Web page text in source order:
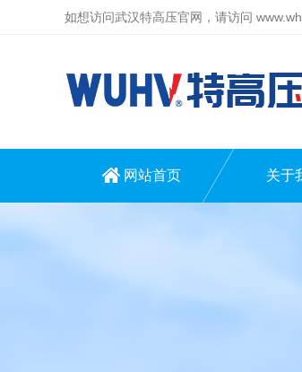
如想访问武汉特高压官网，请访问
网站首页 关于